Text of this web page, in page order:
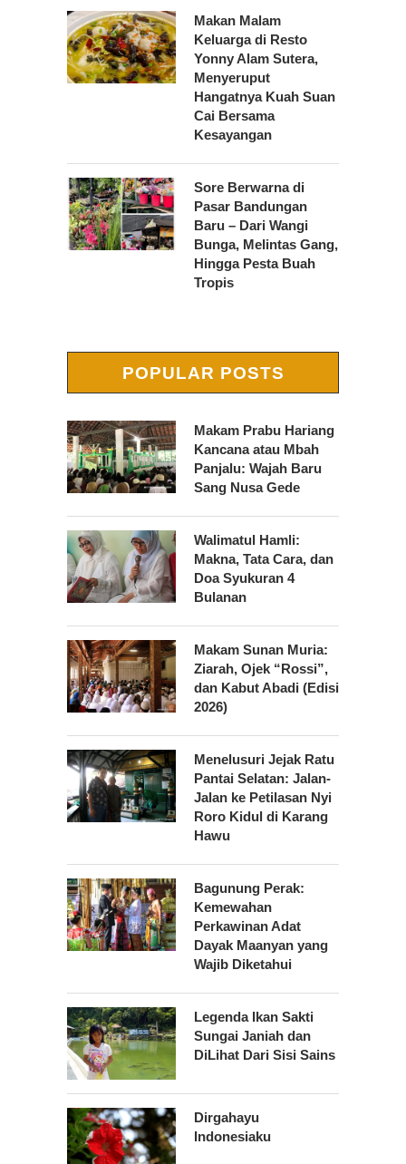
Makan Malam
Keluarga di Resto
Yonny Alam Sutera,
Menyeruput
Hangatnya Kuah Suan
Cai Bersama
Kesayangan
Sore Berwarna di
Pasar Bandungan
Baru – Dari Wangi
Bunga, Melintas Gang,
Hingga Pesta Buah
Tropis
POPULAR POSTS
Makam Prabu Hariang
Kancana atau Mbah
Panjalu: Wajah Baru
Sang Nusa Gede
Walimatul Hamli:
Makna, Tata Cara, dan
Doa Syukuran 4
Bulanan
Makam Sunan Muria:
Ziarah, Ojek “Rossi”,
dan Kabut Abadi (Edisi
2026)
Menelusuri Jejak Ratu
Pantai Selatan: Jalan-
Jalan ke Petilasan Nyi
Roro Kidul di Karang
Hawu
Bagunung Perak:
Kemewahan
Perkawinan Adat
Dayak Maanyan yang
Wajib Diketahui
Legenda Ikan Sakti
Sungai Janiah dan
DiLihat Dari Sisi Sains
Dirgahayu
Indonesiaku